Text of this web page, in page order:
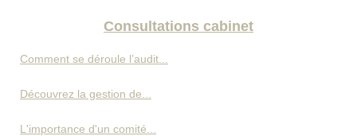
Consultations cabinet
Comment se déroule l’audit...
Découvrez la gestion de...
L'importance d'un comité...